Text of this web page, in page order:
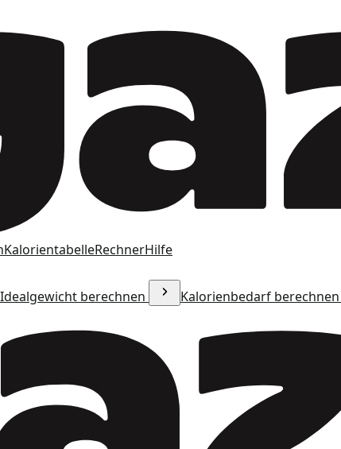
KalorientabelleRechnerHilfe
Idealgewicht berechnen Kalorienbedarf berechnen